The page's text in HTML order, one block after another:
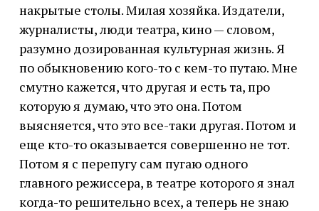
накрытые столы. Милая хозяйка. Издатели,
журналисты, люди театра, кино — словом,
разумно дозированная культурная жизнь. Я
по обыкновению кого-то с кем-то путаю. Мне
смутно кажется, что другая и есть та, про
которую я думаю, что это она. Потом
выясняется, что это все-таки другая. Потом и
еще кто-то оказывается совершенно не тот.
Потом я с перепугу сам пугаю одного
главного режиссера, в театре которого я знал
когда-то решительно всех, а теперь не знаю